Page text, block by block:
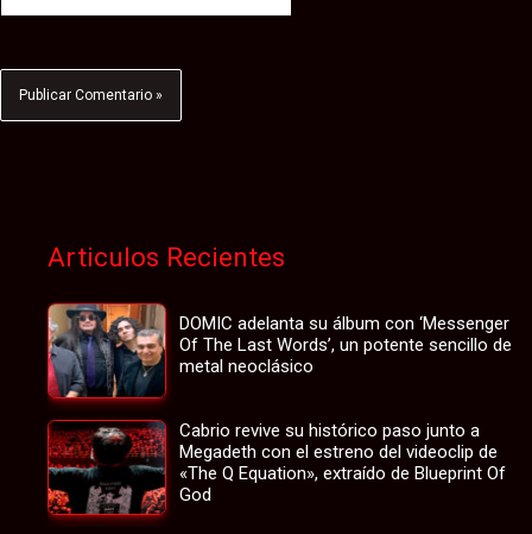
Articulos Recientes
DOMIC adelanta su álbum con ‘Messenger
Of The Last Words’, un potente sencillo de
metal neoclásico
Cabrio revive su histórico paso junto a
Megadeth con el estreno del videoclip de
«The Q Equation», extraído de Blueprint Of
God